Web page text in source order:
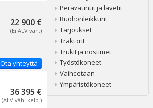
22 900 €
(Ei ALV väh.)
Ota yhteyttä
36 395 €
(ALV väh. kelp.)
Perävaunut ja lavetit
Ruohonleikkurit
Tarjoukset
Traktorit
Trukit ja nostimet
Työstökoneet
Vaihdetaan
Ympäristökoneet